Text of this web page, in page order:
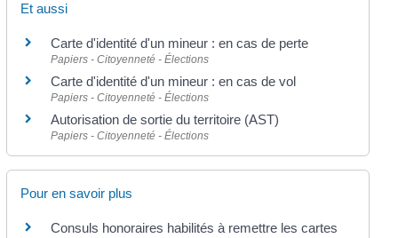
Et aussi
Carte d'identité d'un mineur : en cas de perte
Papiers - Citoyenneté - Élections
Carte d'identité d'un mineur : en cas de vol
Papiers - Citoyenneté - Élections
Autorisation de sortie du territoire (AST)
Papiers - Citoyenneté - Élections
Pour en savoir plus
Consuls honoraires habilités à remettre les cartes